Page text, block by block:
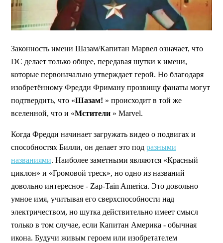
Законность имени Шазам/Капитан Марвел означает, что
DC делает только общее, передавая шутки к имени,
которые первоначально утверждает герой. Но благодаря
изобретённому Фредди Фриману прозвищу фанаты могут
подтвердить, что «Шазам! » происходит в той же
вселенной, что и «Мстители » Marvel.
Когда Фредди начинает загружать видео о подвигах и
способностях Билли, он делает это под разными
названиями. Наиболее заметными являются «Красный
циклон» и «Громовой треск», но одно из названий
довольно интересное - Zap-Tain America. Это довольно
умное имя, учитывая его сверхспособности над
электричеством, но шутка действительно имеет смысл
только в том случае, если Капитан Америка - обычная
икона. Будучи живым героем или изобретателем